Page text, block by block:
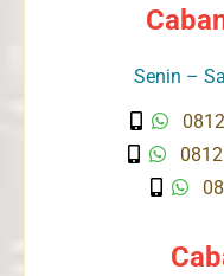
Senin –